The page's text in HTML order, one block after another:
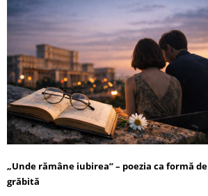
„Unde rămâne iubirea” – poezia ca formă
grăbită